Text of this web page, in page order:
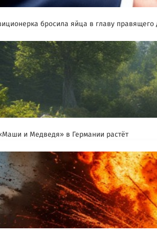
бросила яйца в главу
и Медведя» в Германии растёт